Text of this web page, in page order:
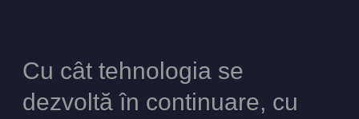
Cu cât tehnologia se
dezvoltă în continuare, cu